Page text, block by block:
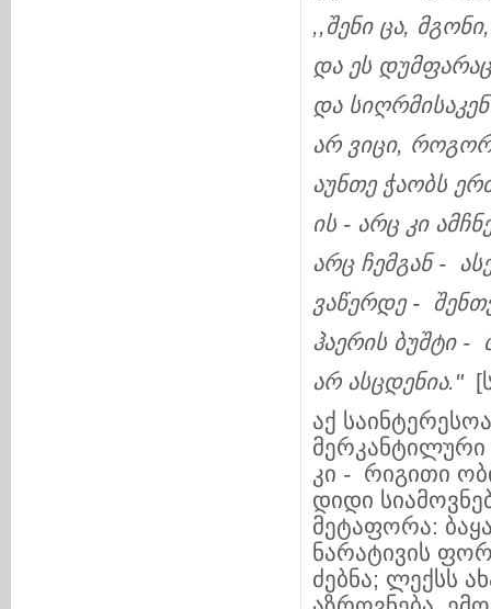
,,შენი ცა, მგონი
და ეს დუმფარაც
და სიღრმისაკენ
არ ვიცი,
აუნთე ჭაობს
ის - არც კი
არც ჩემგან-
ვაწერდე-
ჰაერის ბუშტი-
არ ასცდენია."
აქ
მერკანტილური
კი - რიგითი
დიდი
მეტაფორა:
ნარატივის
ძებნა; ლექსს